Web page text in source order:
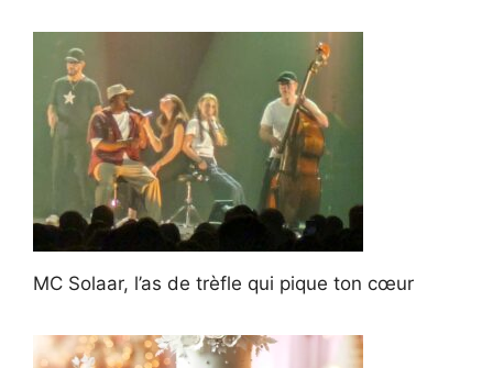
MC Solaar, l’as de trèfle qui pique ton cœur